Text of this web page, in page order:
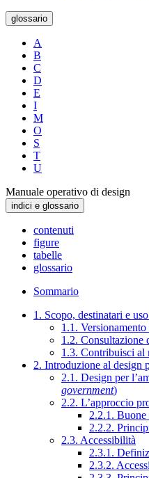
glossario
A
B
C
D
E
I
M
O
S
T
U
Manuale operativo di design
indici e glossario
contenuti
figure
tabelle
glossario
Sommario
1. Scopo, destinatari e
1.1.
1.2. Consultazione
1.3. Contribuisci al
2. Introduzione al design
2.1. Design per
government)
2.2. L’approccio
2.2.1. Buone
2.2.2.
2.3. Accessibilità
2.3.1.
2.3.2.